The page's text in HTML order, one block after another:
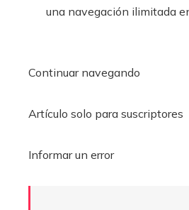
una navegación ilimitada
Continuar navegando
Artículo solo para suscriptores
Informar un error